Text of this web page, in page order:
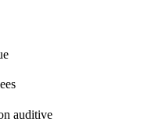
auditive